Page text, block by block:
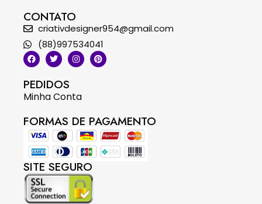
CONTATO
criativdesigner954@gmail.com
(88)997534041
PEDIDOS
Minha Conta
FORMAS DE PAGAMENTO
SITE SEGURO